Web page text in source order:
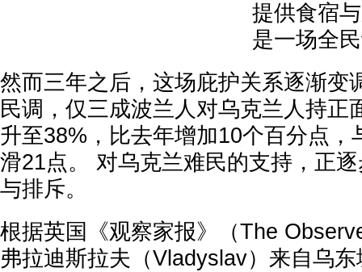
提供食宿
是一场全
然而三年之后，这场庇护关系逐渐变
民调，仅三成波兰人对乌克兰人持正
升至38%，比去年增加10个百分点，
滑21点。 对乌克兰难民的支持，正
与排斥。
根据英国《观察家报》（The
弗拉迪斯拉夫（Vladyslav）来自乌